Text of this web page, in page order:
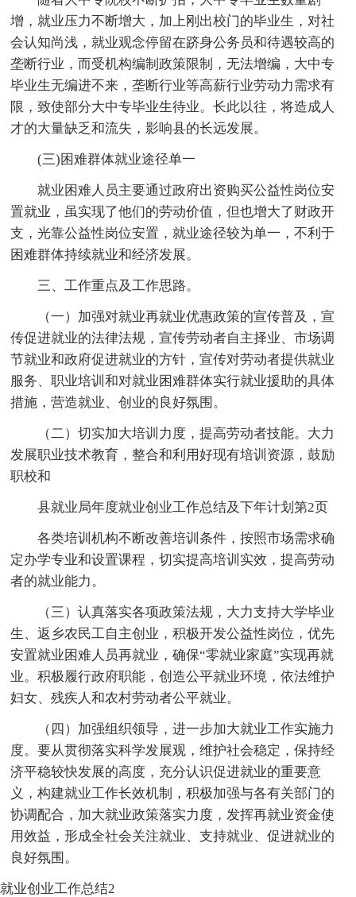
增，就业压力不断增大，加上刚出校门的毕业生，对社
会认知尚浅，就业观念停留在跻身公务员和待遇较高的
垄断行业，而受机构编制政策限制，无法增编，大中专
毕业生无编进不来，垄断行业等高薪行业劳动力需求有
限，致使部分大中专毕业生待业。长此以往，将造成人
才的大量缺乏和流失，影响县的长远发展。
(三)困难群体就业途径单一
就业困难人员主要通过政府出资购买公益性岗位安
置就业，虽实现了他们的劳动价值，但也增大了财政开
支，光靠公益性岗位安置，就业途径较为单一，不利于
困难群体持续就业和经济发展。
三、工作重点及工作思路。
（一）加强对就业再就业优惠政策的宣传普及，宣
传促进就业的法律法规，宣传劳动者自主择业、市场调
节就业和政府促进就业的方针，宣传对劳动者提供就业
服务、职业培训和对就业困难群体实行就业援助的具体
措施，营造就业、创业的良好氛围。
（二）切实加大培训力度，提高劳动者技能。大力
发展职业技术教育，整合和利用好现有培训资源，鼓励
职校和
县就业局年度就业创业工作总结及下年计划第2页
各类培训机构不断改善培训条件，按照市场需求确
定办学专业和设置课程，切实提高培训实效，提高劳动
者的就业能力。
（三）认真落实各项政策法规，大力支持大学毕业
生、返乡农民工自主创业，积极开发公益性岗位，优先
安置就业困难人员再就业，确保“零就业家庭”实现再就
业。积极履行政府职能，创造公平就业环境，依法维护
妇女、残疾人和农村劳动者公平就业。
（四）加强组织领导，进一步加大就业工作实施力
度。要从贯彻落实科学发展观，维护社会稳定，保持经
济平稳较快发展的高度，充分认识促进就业的重要意
义，构建就业工作长效机制，积极加强与各有关部门的
协调配合，加大就业政策落实力度，发挥再就业资金使
用效益，形成全社会关注就业、支持就业、促进就业的
良好氛围。
就业创业工作总结2